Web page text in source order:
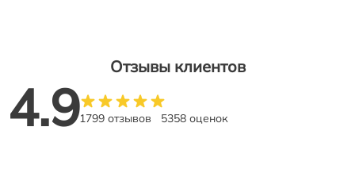
Отзывы клиентов
4.91799 отзывов 5358 оценок